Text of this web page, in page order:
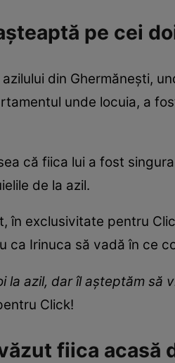
pe cei
din Ghermănești,
unde locuia, a
că fiica lui a fost
de la azil.
în exclusivitate pentru
ca Irinuca să vadă în ce
la azil, dar îl așteptăm
Click!
fiica acasă